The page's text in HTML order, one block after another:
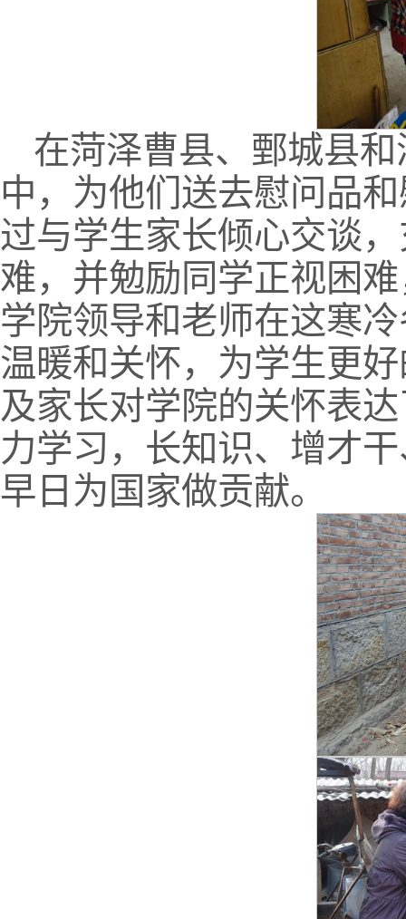
在菏泽曹县、鄄城县
中，为他们送去慰问品
过与学生家长倾心交谈
难，并勉励同学正视困
学院领导和老师在这寒
温暖和关怀，为学生更
及家长对学院的关怀表
力学习，长知识、增才
早日为国家做贡献。